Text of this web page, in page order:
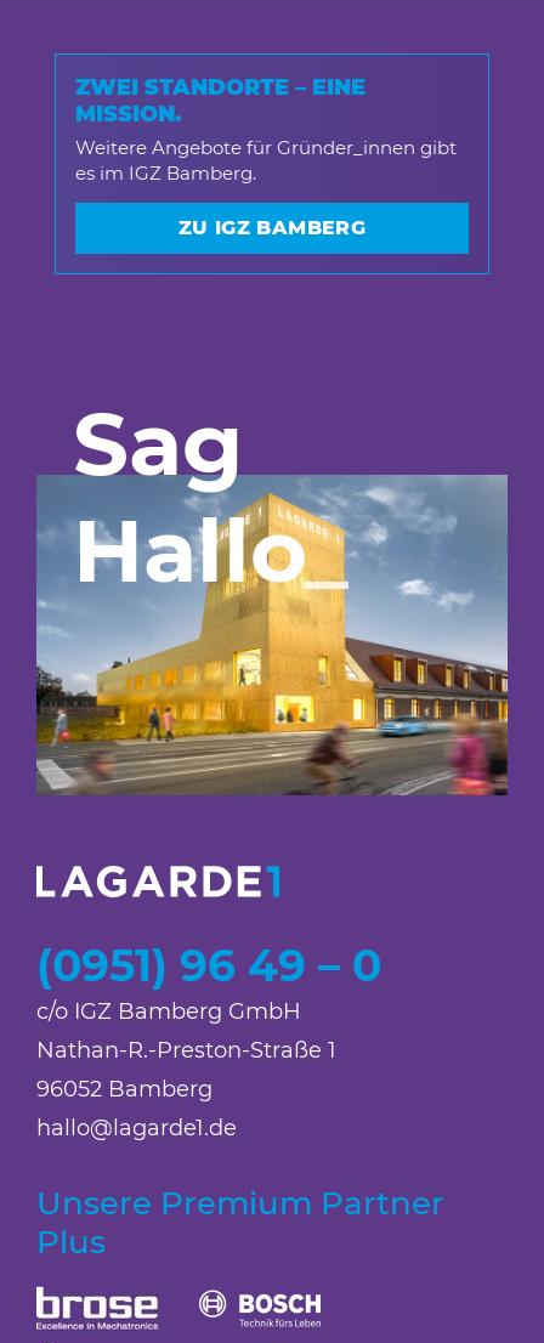
ZWEI STANDORTE – EINE
MISSION.
Weitere Angebote für Gründer_innen gibt
es im IGZ Bamberg.
ZU IGZ BAMBERG
Sag
Hallo
(0951) 96 49 – 0
c/o IGZ Bamberg GmbH
Nathan-R.-Preston-Straße 1
96052 Bamberg
hallo@lagarde1.de
Unsere Premium Partner
Plus